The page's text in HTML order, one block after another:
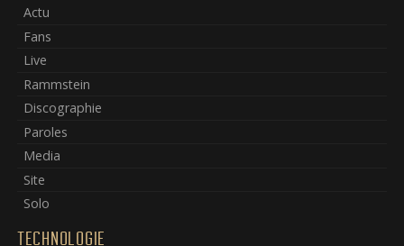
Actu
Fans
Live
Rammstein
Discographie
Paroles
Media
Site
Solo
TECHNOLOGIE